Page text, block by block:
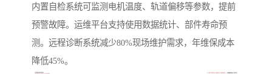
内置自检系统可监测电机温度、轨道偏移等参数，提前
预警故障。运维平台支持使用数据统计、部件寿命预
测。远程诊断系统减少80%现场维护需求，年维保成本
降低45%。